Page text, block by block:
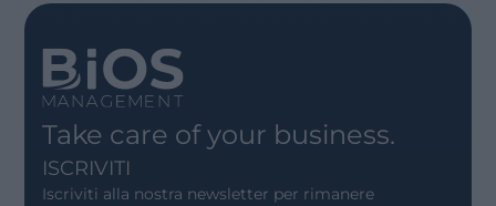
Take care of your business.
ISCRIVITI
Iscriviti alla nostra newsletter per rimanere